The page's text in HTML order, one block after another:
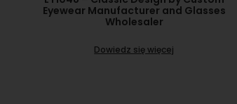
Eyewear Manufacturer and Glasses
Wholesaler
Dowiedz się więcej